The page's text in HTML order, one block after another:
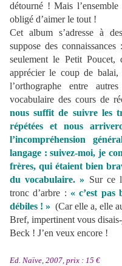
détourné ! Mais
obligé d’aimer le tout !
Cet album s’adresse à
suppose des
seulement le Petit Poucet,
apprécier le coup de balai,
l’orthographe entre
vocabulaire des cours de
nous suffit de suivre les
répétées et nous
l’incompréhension
langage : suivez-moi, je
frères, qui étaient bien
du vocabulaire. » Sur ce
tronc d’arbre : « c’est
débiles ! » (Car elle a, elle
Bref, impertinent vous
Beck ! J’en veux encore !
Ed. Naïve, 2007, prix : 15 €